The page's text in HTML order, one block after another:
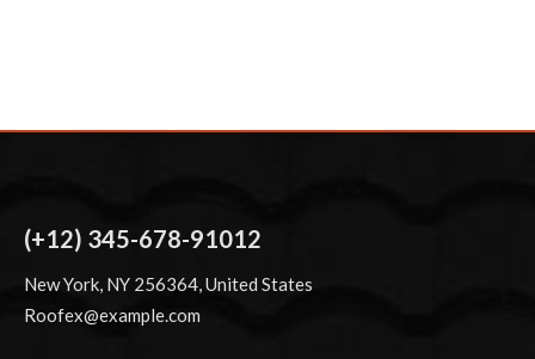
(+12) 345-678-91012
New York, NY 256364, United States
Roofex@example.com